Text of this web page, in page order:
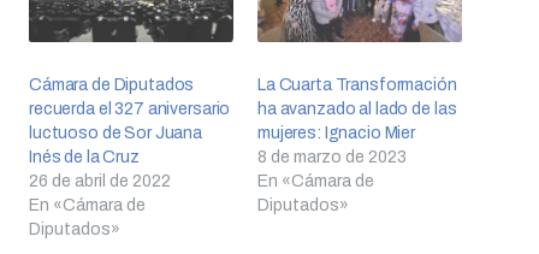
Cámara de Diputados
recuerda el 327 aniversario
luctuoso de Sor Juana
Inés de la Cruz
26 de abril de 2022
En «Cámara de
Diputados»
La Cuarta Transformación
ha avanzado al lado de las
mujeres: Ignacio Mier
8 de marzo de 2023
En «Cámara de
Diputados»